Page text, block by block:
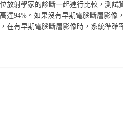
放射學家的診斷一起進行比較，測
達94%。如果沒有早期電腦斷層影
在有早期電腦斷層影像時，系統準確